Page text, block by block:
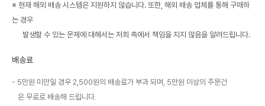
※ 현재 해외 배송 시스템은 지원하지 않습니다. 또한, 해외 배송 업체를 통해 구매하
는 경우
발생할 수 있는 문제에 대해서는 저희 측에서 책임을 지지 않음을 알려드립니다.
배송료
5만원 미만일 경우 2,500원의 배송료가 부과 되며, 5만원 이상의 주문건
은 무료로 배송해 드립니다.